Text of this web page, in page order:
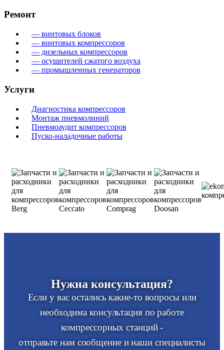
Ремонт
— винтовых блоков
— винтовых компрессоров
— дизельных компрессоров
— осушителей сжатого воздуха
— промышленных генераторов
Услуги
Диагностика компрессоров
Монтаж пневмолиний
Пневмоаудит компрессоров
Пуско-наладочные работы
Нужна консультация?
Если у вас остались какие-то вопросы или
необходима консультация по работе
компрессорных станций -
отправьте нам сообщение и наши специалисты